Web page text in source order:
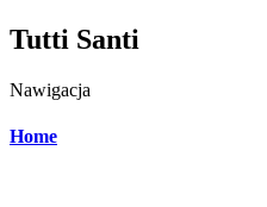
Tutti Santi
Nawigacja
Home